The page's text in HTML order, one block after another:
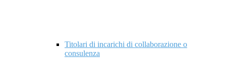
Titolari di incarichi di collaborazione o
consulenza